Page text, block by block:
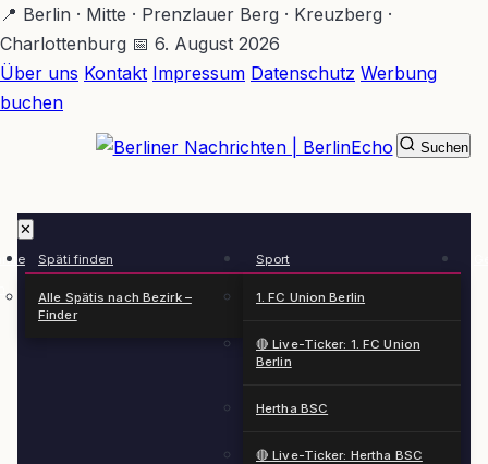
Zum
Hauptinhalt
springen
📍 Berlin · Mitte · Prenzlauer Berg · Kreuzberg ·
Charlottenburg 📅 6. August 2026
Über uns Kontakt Impressum Datenschutz Werbung
buchen
✕
Späti finden
Alle Spätis nach Bezirk –
Finder
Sport
1. FC Union Berlin
🔴 Live-Ticker: 1. FC Union
Berlin
Hertha BSC
🔴 Live-Ticker: Hertha BSC
Suchen